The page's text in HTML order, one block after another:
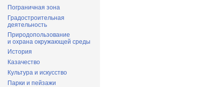
Пограничная зона
Градостроительная
деятельность
Природопользование
и охрана окружающей среды
История
Казачество
Культура и искусство
Парки и пейзажи